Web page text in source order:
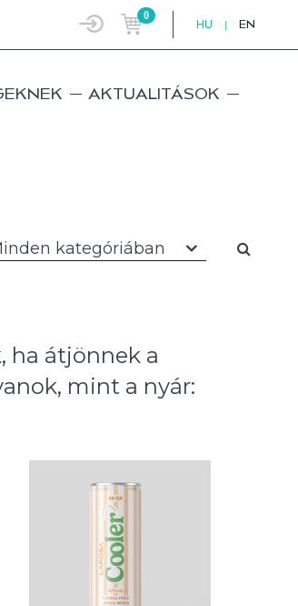
0
HU | EN
AKTUALITÁSOK
kategóriában
ha átjönnek a
mint a nyár: